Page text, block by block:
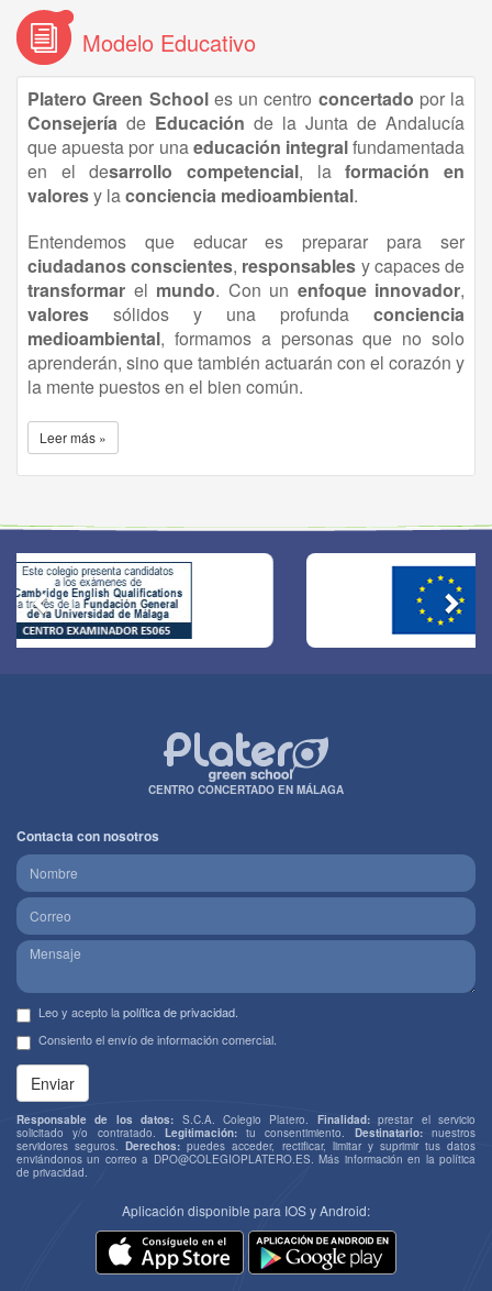
Modelo Educativo
Platero Green Schooles un centro concertado por la
Consejería de Educación de la Junta de Andalucía
que apuesta por unaeducación integralfundamentada
en el desarrollo competencial, laformación en
valoresy laconciencia medioambiental.
Entendemos que educar es preparar para ser
ciudadanos conscientes, responsables y capaces de
transformar el mundo. Con un enfoque innovador,
valores sólidos y una profunda conciencia
medioambiental, formamos a personas que no solo
aprenderán, sino que también actuarán con el corazón y
la mente puestos en el bien común.
Leer más »
CENTRO CONCERTADO EN MÁLAGA
Contacta con nosotros
Leo y acepto lapolítica de privacidad
Consiento el envío de información comercial.
Enviar
Responsable de los datos: S.C.A. Colegio Platero. Finalidad:prestar el servicio
solicitado y/o contratado. Legitimación:tu consentimiento. Destinatario:nuestros
servidores seguros.Derechos: puedes acceder, rectificar, limitar y suprimir tus datos
enviándonos un correo a DPO@COLEGIOPLATERO.ES. Más información en lapolítica
de privacidad.
Aplicación disponible para IOS y Android: